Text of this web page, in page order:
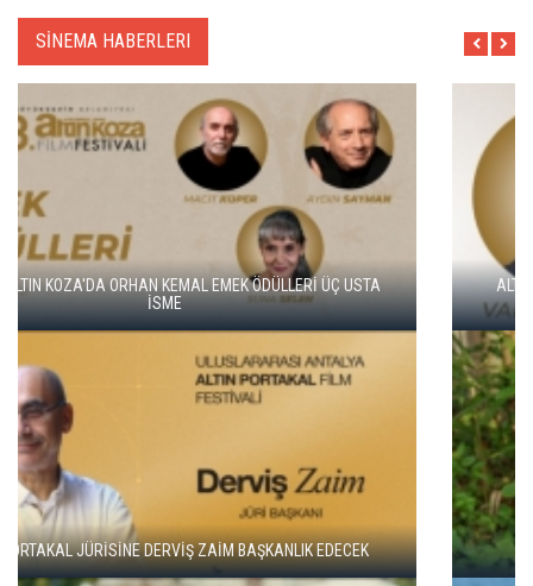
SİNEMA HABERLERI
ALTIN KOZA'NIN ONUR ÖDÜLLERİ FERZAN ÖZPETEK VE VAHİDE
PERÇİN'İN
ADANA ALTIN KOZA'DA JÜRİ BAŞKANI ZUHAL OLCAY